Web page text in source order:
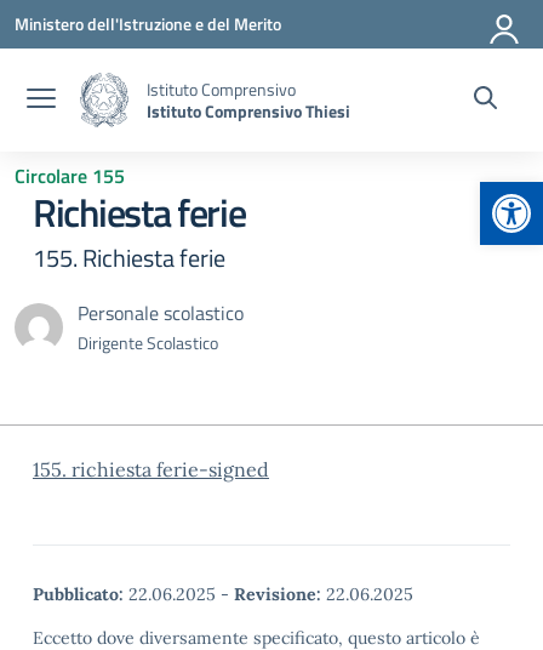
Vai ai contenuti
Vai al menu di navigazione
Vai al footer
Ministero dell'Istruzione e del Merito
Istituto Comprensivo
Istituto Comprensivo Thiesi
Circolare 155
Richiesta ferie
155. Richiesta ferie
Personale scolastico
Dirigente Scolastico
155. richiesta ferie-signed
Pubblicato: 22.06.2025 - Revisione: 22.06.2025
Eccetto dove diversamente specificato, questo articolo è